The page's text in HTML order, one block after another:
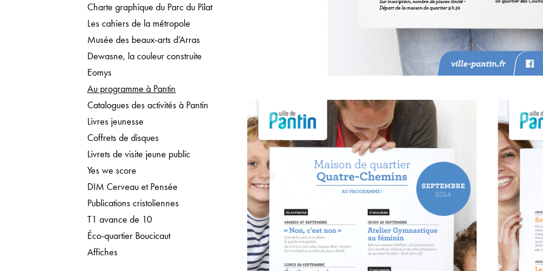
Charte graphique du Parc du Pilat
Les cahiers de la métropole
Musée des beaux-arts d’Arras
Dewasne, la couleur construite
Eomys
Au programme à Pantin
Catalogues des activités à Pantin
Livres jeunesse
Coffrets de disques
Livrets de visite jeune public
Yes we score
DIM Cerveau et Pensée
Publications cristoliennes
T1 avance de 10
Éco-quartier Boucicaut
Affiches